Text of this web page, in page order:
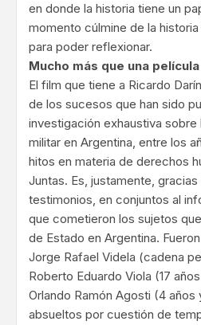
en donde la historia tiene un
momento cúlmine de la
para poder reflexionar.
Mucho más que una película
El film que tiene a Ricardo
de los sucesos que han sido
investigación exhaustiva
militar en Argentina, entre los
hitos en materia de derechos
Juntas. Es, justamente,
testimonios, en conjuntos al
que cometieron los sujetos
de Estado en Argentina.
Jorge Rafael Videla (cadena
Roberto Eduardo Viola (17
Orlando Ramón Agosti (4
absueltos por cuestión de